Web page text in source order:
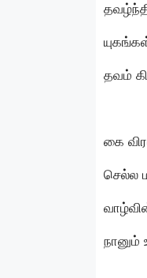
தவம்
கை
செல்ல